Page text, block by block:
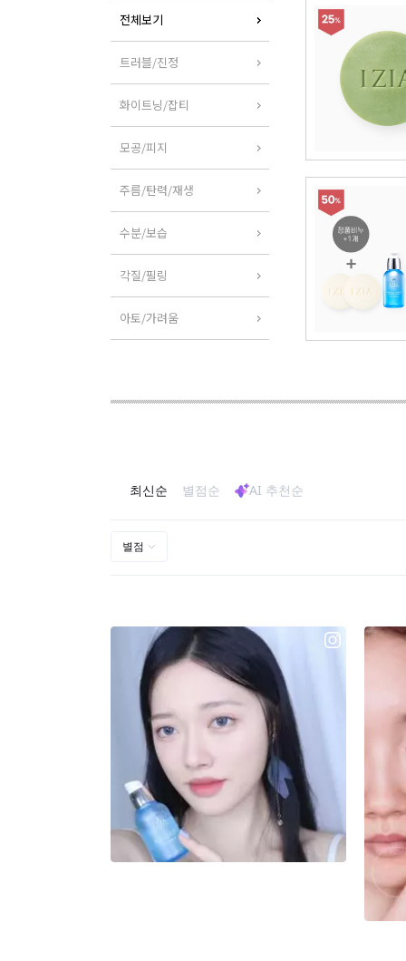
전체보기
트러블/진정
화이트닝/잡티
모공/피지
주름/탄력/재생
수분/보습
각질/필링
아토/가려움